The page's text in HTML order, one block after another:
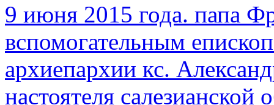
9 июня 2015 года. папа
вспомогательным
архиепархии кс.
настоятеля